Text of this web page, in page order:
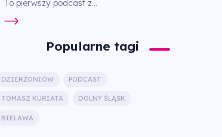
To pierwszy podcast z...
Popularne tagi
DZIERŻONIÓW PODCAST
TOMASZ KURIATA DOLNY ŚLĄSK
BIELAWA